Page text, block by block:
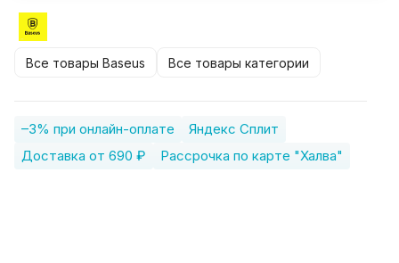
Все товары Baseus Все товары категории
–3% при онлайн-оплате
Яндекс Сплит
Доставка от 690 ₽
Рассрочка по карте "Халва"